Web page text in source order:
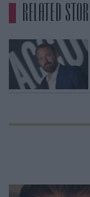
RELATED